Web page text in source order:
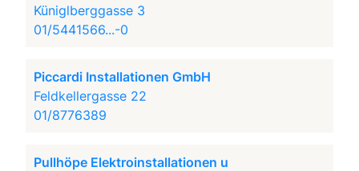
Küniglberggasse 3
01/5441566...-0
Piccardi Installationen GmbH
Feldkellergasse 22
01/8776389
Pullhöpe Elektroinstallationen u